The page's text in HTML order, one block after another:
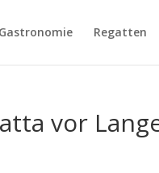
Gastronomie Regatten
vor